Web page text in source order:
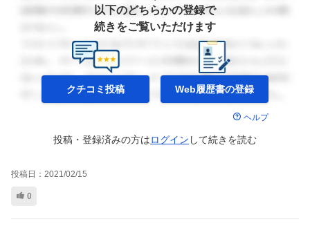
以下のどちらかの登録で
続きをご覧いただけます
クチコミ投稿 Web履歴書の登録
ヘルプ
投稿・登録済みの方はログイン して続きを読む
投稿日： 2021/02/15
0